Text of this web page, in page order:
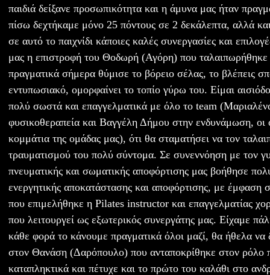
παιδιά δείξανε προσωπικότητα και η άμυνα μας ήταν
πίσω δεχτήκαμε μόνο 25 πόντους σε 2 δεκάλεπτα, αλλά
σε αυτό το παιχνίδι κάποιες καλές συνεργασίες και
μας η επιστροφή του Θοδωρή (Αγόρη) που ταλαιπωρήθηκε
πραγματικά σήμερα θύμισε το βόρειο σέλας, το βλέπεις
εντυπωσιακό, ομορφαίνει το τοπίο γύρω του. Είμαι
πολύ σωστά και επαγγελματικά με όλο το team
φυσικοθεραπεία και Βαγγέλη Δήμου στην ενδυνάμωση, οι
κομμάτια της ομάδας μας), ότι θα σταματήσει να τον
τραυματισμού του πολύ σύντομα. Σε συνεννόηση με τον
πνευματικής και σωματικής αποφόρτισης μας βοήθησε
ενεργητικής αποκατάστασης και αποφόρτισης, με έμφαση
που επιμελήθηκε η Pilates instructor και επαγγελματίας
που λειτουργεί ως εξωτερικός συνεργάτης μας. Είχαμε
κάθε φορά το κάνουμε πραγματικά όλοι μαζί, θα ήθελα
στον Θανάση (Δαρόπουλο) που ανταποκρίθηκε στον ρόλο
καταπληκτικά και πέτυχε και το πρώτο του καλάθι στο